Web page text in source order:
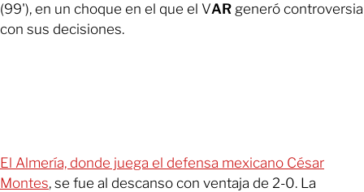
(99'), en un choque en el que el VAR generó controversia
con sus decisiones.
El Almería, donde juega el defensa mexicano César
Montes, se fue al descanso con ventaja de 2-0. La